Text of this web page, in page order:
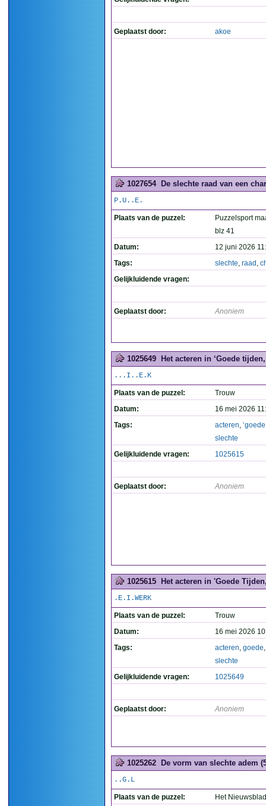
Geplaatst door: akoe
1027654 De slechte raad van een
P.U..E.
Plaats van de puzzel:
Puzzelsport
blz 41
Datum:
12 juni 2026
Tags:
slechte, raad ,
Gelijkluidende vragen:
Geplaatst door: Anoniem
1025649 Het acteren in ‘Goede
...I..E.K
Plaats van de puzzel:
Trouw
Datum:
16 mei 2026
Tags:
acteren, ‘goede
slechte
Gelijkluidende vragen:
1025615
Geplaatst door: Anoniem
1025615 Het acteren in 'Goede
.E.I.WERK
Plaats van de puzzel:
Trouw
Datum:
16 mei 2026
Tags:
acteren, goede
slechte
Gelijkluidende vragen:
1025649
Geplaatst door: Anoniem
1025262 De vorm van slechte adem
..G.L
Plaats van de puzzel:
Het Nieuwsblad